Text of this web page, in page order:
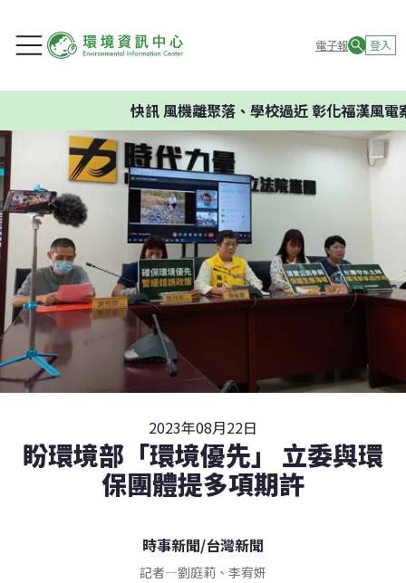
電子報 登入
快訊風機離聚落、學校過近 彰化福漢風電案
2023年08月22日
盼環境部「環境優先」 立委與環
保團體提多項期許
時事新聞/台灣新聞
記者—劉庭莉 、 李宥妍